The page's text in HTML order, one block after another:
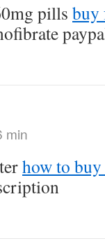
pills buy
min
how to